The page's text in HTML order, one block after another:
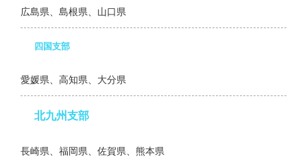
広島県、島根県、山口県
四国支部
愛媛県、高知県、大分県
北九州支部
長崎県、福岡県、佐賀県、熊本県